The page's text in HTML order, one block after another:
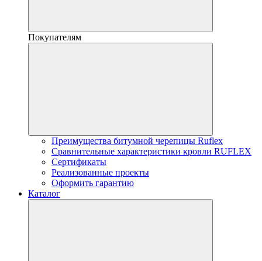
Покупателям
Преимущества битумной черепицы Ruflex
Сравнительные характеристики кровли RUFLEX
Сертификаты
Реализованные проекты
Оформить гарантию
Каталог